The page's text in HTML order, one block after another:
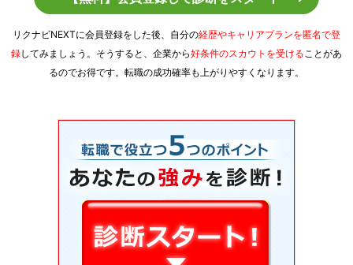
リクナビNEXTに会員登録をした後、自分の経歴やキャリアプランを匿名で登
録してみましょう。そうすると、企業から好条件のスカウトを受けることがあ
るのでお得です。転職の成功確率も上がりやすくなります。